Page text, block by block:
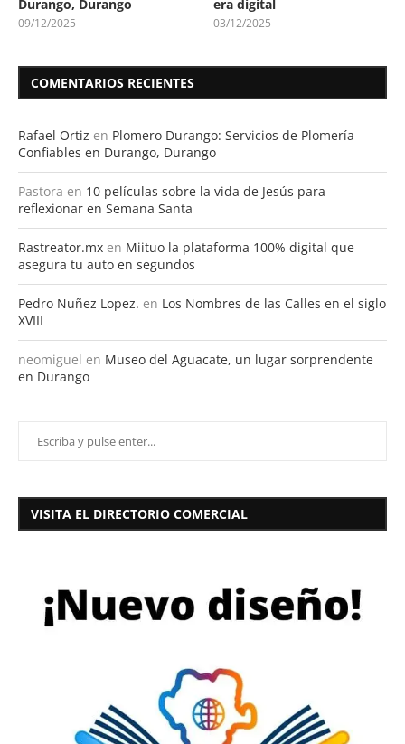
Durango, Durango
09/12/2025
era digital
03/12/2025
COMENTARIOS RECIENTES
Rafael Ortiz en Plomero Durango: Servicios de Plomería
Confiables en Durango, Durango
Pastora en 10 películas sobre la vida de Jesús para
reflexionar en Semana Santa
Rastreator.mx en Miituo la plataforma 100% digital que
asegura tu auto en segundos
Pedro Nuñez Lopez. en Los Nombres de las Calles en el siglo
XVIII
neomiguel en Museo del Aguacate, un lugar sorprendente
en Durango
VISITA EL DIRECTORIO COMERCIAL